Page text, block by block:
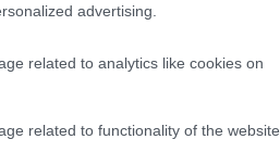
advertising.
related to analytics like cookies on
related to functionality of the website